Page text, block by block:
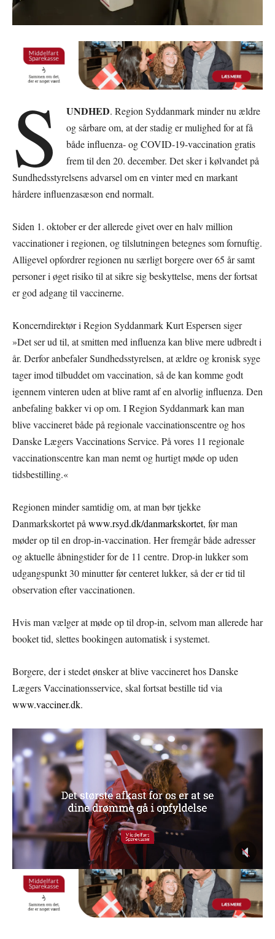
S UNDHED. Region Syddanmark minder nu ældre
og sårbare om, at der stadig er mulighed for at få
både influenza- og COVID-19-vaccination gratis
frem til den 20. december. Det sker i kølvandet på
Sundhedsstyrelsens advarsel om en vinter med en markant
hårdere influenzasæson end normalt.
Siden 1. oktober er der allerede givet over en halv million
vaccinationer i regionen, og tilslutningen betegnes som fornuftig.
Alligevel opfordrer regionen nu særligt borgere over 65 år samt
personer i øget risiko til at sikre sig beskyttelse, mens der fortsat
er god adgang til vaccinerne.
Koncerndirektør i Region Syddanmark Kurt Espersen siger
»Det ser ud til, at smitten med influenza kan blive mere udbredt i
år. Derfor anbefaler Sundhedsstyrelsen, at ældre og kronisk syge
tager imod tilbuddet om vaccination, så de kan komme godt
igennem vinteren uden at blive ramt af en alvorlig influenza. Den
anbefaling bakker vi op om. I Region Syddanmark kan man
blive vaccineret både på regionale vaccinationscentre og hos
Danske Lægers Vaccinations Service. På vores 11 regionale
vaccinationscentre kan man nemt og hurtigt møde op uden
tidsbestilling.«
Regionen minder samtidig om, at man bør tjekke
Danmarkskortet på www.rsyd.dk/danmarkskortet, før man
møder op til en drop-in-vaccination. Her fremgår både adresser
og aktuelle åbningstider for de 11 centre. Drop-in lukker som
udgangspunkt 30 minutter før centeret lukker, så der er tid til
observation efter vaccinationen.
Hvis man vælger at møde op til drop-in, selvom man allerede har
booket tid, slettes bookingen automatisk i systemet.
Borgere, der i stedet ønsker at blive vaccineret hos Danske
Lægers Vaccinationsservice, skal fortsat bestille tid via
www.vacciner.dk.